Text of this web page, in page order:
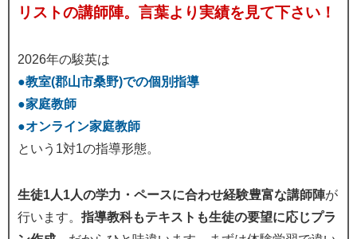
リストの講師陣。言葉より実績を見て下さい！
2026年の駿英は
●教室(郡山市桑野)での個別指導
●家庭教師
●オンライン家庭教師
という1対1の指導形態。
生徒1人1人の学力・ペースに合わせ経験豊富な講師陣が
行います。 指導教科もテキストも生徒の要望に応じプラ